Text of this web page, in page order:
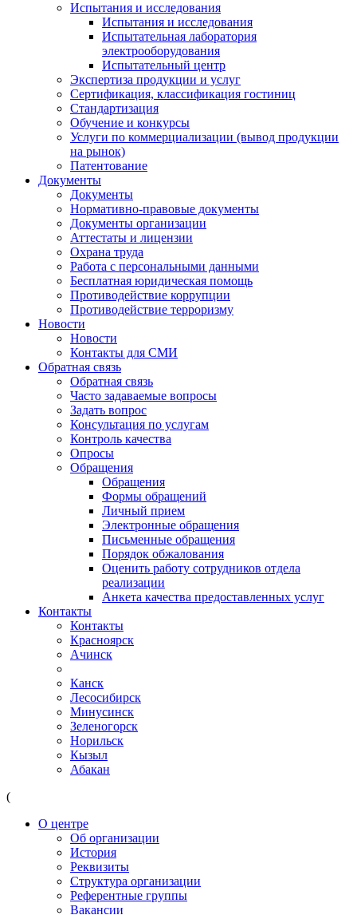
Испытания и исследования
Испытания и исследования
Испытательная лаборатория
электрооборудования
Испытательный центр
Экспертиза продукции и услуг
Сертификация, классификация гостиниц
Стандартизация
Обучение и конкурсы
Услуги по коммерциализации (вывод продукции
на рынок)
Патентование
Документы
Документы
Нормативно-правовые документы
Документы организации
Аттестаты и лицензии
Охрана труда
Работа с персональными данными
Бесплатная юридическая помощь
Противодействие коррупции
Противодействие терроризму
Новости
Новости
Контакты для СМИ
Обратная связь
Обратная связь
Часто задаваемые вопросы
Задать вопрос
Консультация по услугам
Контроль качества
Опросы
Обращения
Обращения
Формы обращений
Личный прием
Электронные обращения
Письменные обращения
Порядок обжалования
Оценить работу сотрудников отдела
реализации
Анкета качества предоставленных услуг
Контакты
Контакты
Красноярск
Ачинск
Канск
Лесосибирск
Минусинск
Зеленогорск
Норильск
Кызыл
Абакан
(
О центре
Об организации
История
Реквизиты
Структура организации
Референтные группы
Вакансии